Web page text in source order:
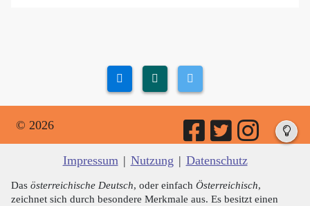
© 2026
Impressum | Nutzung | Datenschutz
Das österreichische Deutsch, oder einfach Österreichisch,
zeichnet sich durch besondere Merkmale aus. Es besitzt einen